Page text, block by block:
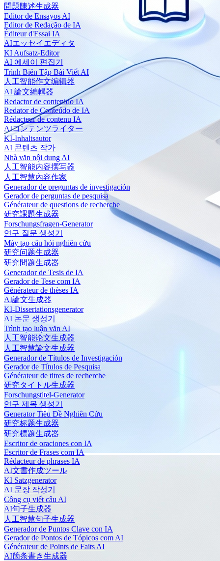
問題陳述生成器
Editor de Ensayos AI
Editor de Redação de IA
Éditeur d'Essai IA
AIエッセイエディタ
KI Aufsatz-Editor
AI 에세이 편집기
Trình Biên Tập Bài Viết AI
人工智能作文编辑器
AI 論文編輯器
Redactor de contenido IA
Redator de Conteúdo de IA
Rédacteur de contenu IA
AIコンテンツライター
KI-Inhaltsautor
AI 콘텐츠 작가
Nhà văn nội dung AI
人工智能内容撰写器
人工智慧內容作家
Generador de preguntas de investigación
Gerador de perguntas de pesquisa
Générateur de questions de recherche
研究課題生成器
Forschungsfragen-Generator
연구 질문 생성기
Máy tạo câu hỏi nghiên cứu
研究问题生成器
研究問題生成器
Generador de Tesis de IA
Gerador de Tese com IA
Générateur de thèses IA
AI論文生成器
KI-Dissertationsgenerator
AI 논문 생성기
Trình tạo luận văn AI
人工智能论文生成器
人工智慧論文生成器
Generador de Títulos de Investigación
Gerador de Títulos de Pesquisa
Générateur de titres de recherche
研究タイトル生成器
Forschungstitel-Generator
연구 제목 생성기
Generator Tiêu Đề Nghiên Cứu
研究标题生成器
研究標題生成器
Escritor de oraciones con IA
Escritor de Frases com IA
Rédacteur de phrases IA
AI文書作成ツール
KI Satzgenerator
AI 문장 작성기
Công cụ viết câu AI
AI句子生成器
人工智慧句子生成器
Generador de Puntos Clave con IA
Gerador de Pontos de Tópicos com AI
Générateur de Points de Faits AI
AI箇条書き生成器